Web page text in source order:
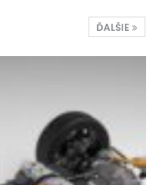
ĎALŠIE